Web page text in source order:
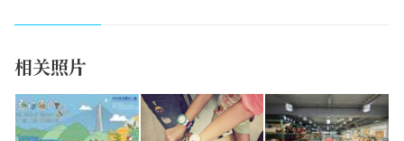
相关照片